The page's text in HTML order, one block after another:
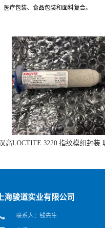
疗包装、食品包装和面料复合。
高LOCTITE 3220 指纹模组封装
上海骏道实业有限公司
联系人：钱先生